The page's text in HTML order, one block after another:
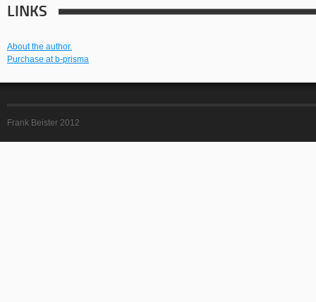
LINKS
About the author.
Purchase at b-prisma
Frank Beister 2012